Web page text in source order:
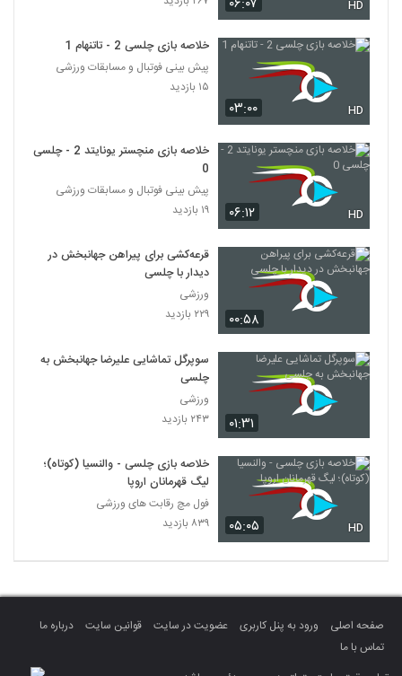
HD
۰۳:۰۰ HD
خلاصه بازی چلسی 2 - تاتنهام 1
پیش بینی فوتبال و مسابقات ورزشی
۱۵ بازدید
۰۶:۱۲ HD
خلاصه بازی منچستر یونایتد 2 - چلسی
0
پیش بینی فوتبال و مسابقات ورزشی
۱۹ بازدید
۰۰:۵۸
قرعه‌کشی برای پیراهن جهانبخش در
دیدار با چلسی
ورزشی
۲۲۹ بازدید
۰۱:۳۱
سوپرگل تماشایی علیرضا جهانبخش به
چلسی
ورزشی
۲۴۳ بازدید
۰۵:۰۵ HD
خلاصه بازی چلسی - والنسیا (کوتاه)؛
لیگ قهرمانان اروپا
فول مچ رقابت های ورزشی
۸۳۹ بازدید
صفحه اصلی ورود به پنل کاربری عضویت در سایت قوانین سایت
درباره ما
تماس با ما